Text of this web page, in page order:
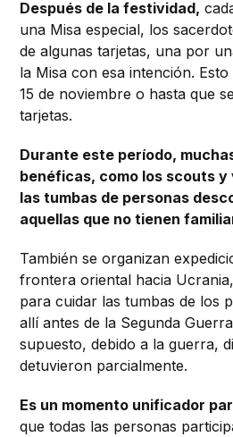
Después de la festividad,
una Misa especial, los
de algunas tarjetas, una por
la Misa con esa intención.
15 de noviembre o hasta que
tarjetas.
Durante este período,
benéficas, como los scouts
las tumbas de personas
aquellas que no tienen
También se organizan
frontera oriental hacia
para cuidar las tumbas de los
allí antes de la Segunda
supuesto, debido a la guerra,
detuvieron parcialmente.
Es un momento unificador
que todas las personas